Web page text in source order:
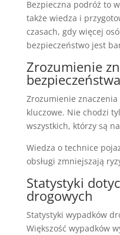
Bezpieczna podróż to
także wiedza i
czasach, gdy więcej
bezpieczeństwo jest
Zrozumienie
Zrozumienie
kluczowe. Nie chodzi
wszystkich, którzy są
Wiedza o technice
obsługi zmniejszają
Statystyki
drogowych
Statystyki wypadków
Większość wypadków